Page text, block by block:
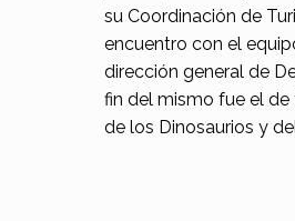
su Coordinación de
encuentro con el
dirección general de
fin del mismo fue el
de los Dinosaurios y